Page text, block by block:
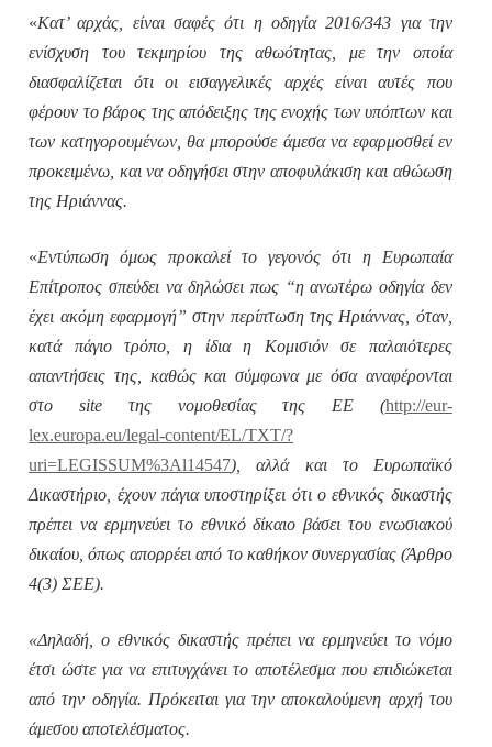
«Κατ’ αρχάς, είναι σαφές ότι η οδηγία 2016/343 για την
ενίσχυση του τεκμηρίου της αθωότητας, με την οποία
διασφαλίζεται ότι οι εισαγγελικές αρχές είναι αυτές που
φέρουν το βάρος της απόδειξης της ενοχής των υπόπτων και
των κατηγορουμένων, θα μπορούσε άμεσα να εφαρμοσθεί εν
προκειμένω, και να οδηγήσει στην αποφυλάκιση και αθώωση
της Ηριάννας.
«Εντύπωση όμως προκαλεί το γεγονός ότι η Ευρωπαία
Επίτροπος σπεύδει να δηλώσει πως “η ανωτέρω οδηγία δεν
έχει ακόμη εφαρμογή” στην περίπτωση της Ηριάννας, όταν,
κατά πάγιο τρόπο, η ίδια η Κομισιόν σε παλαιότερες
απαντήσεις της, καθώς και σύμφωνα με όσα αναφέρονται
στο site της νομοθεσίας της ΕΕ (http://eur-
lex.europa.eu/legal-content/EL/TXT/?
uri=LEGISSUM%3Al14547), αλλά και το Ευρωπαϊκό
Δικαστήριο, έχουν πάγια υποστηρίξει ότι ο εθνικός δικαστής
πρέπει να ερμηνεύει το εθνικό δίκαιο βάσει του ενωσιακού
δικαίου, όπως απορρέει από το καθήκον συνεργασίας (Άρθρο
4(3) ΣΕΕ).
«Δηλαδή, ο εθνικός δικαστής πρέπει να ερμηνεύει το νόμο
έτσι ώστε για να επιτυγχάνει το αποτέλεσμα που επιδιώκεται
από την οδηγία. Πρόκειται για την αποκαλούμενη αρχή του
άμεσου αποτελέσματος.